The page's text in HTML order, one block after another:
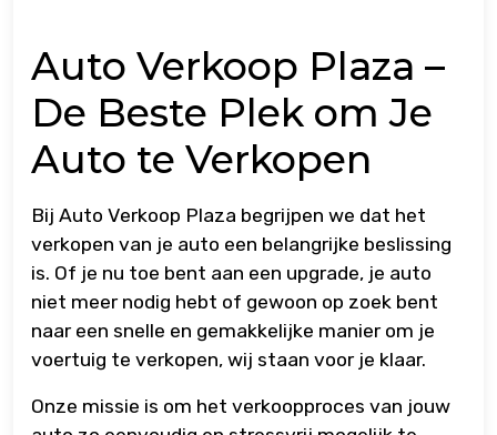
Auto Verkoop Plaza –
De Beste Plek om Je
Auto te Verkopen
Bij Auto Verkoop Plaza begrijpen we dat het
verkopen van je auto een belangrijke beslissing
is. Of je nu toe bent aan een upgrade, je auto
niet meer nodig hebt of gewoon op zoek bent
naar een snelle en gemakkelijke manier om je
voertuig te verkopen, wij staan voor je klaar.
Onze missie is om het verkoopproces van jouw